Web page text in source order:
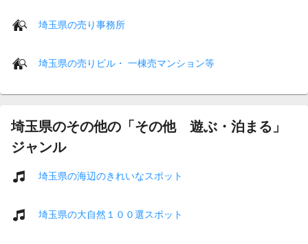
埼玉県の売り事務所
埼玉県の売りビル・ 一棟売マンション等
埼玉県のその他の「その他 遊ぶ・泊まる」
ジャンル
埼玉県の海辺のきれいなスポット
埼玉県の大自然１００選スポット